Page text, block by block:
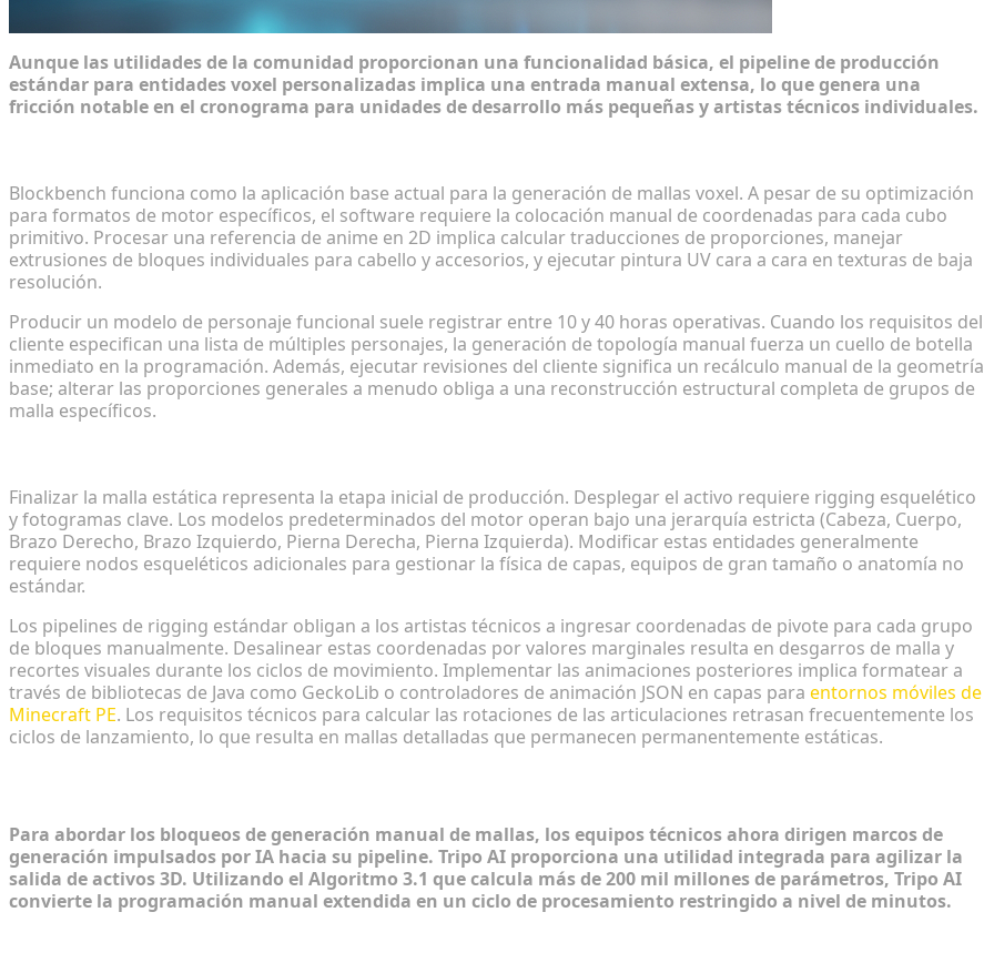
Aunque las utilidades de la comunidad proporcionan una funcionalidad básica, el pipeline de producción
estándar para entidades voxel personalizadas implica una entrada manual extensa, lo que genera una
fricción notable en el cronograma para unidades de desarrollo más pequeñas y artistas técnicos individuales.
Blockbench funciona como la aplicación base actual para la generación de mallas voxel. A pesar de su optimización
para formatos de motor específicos, el software requiere la colocación manual de coordenadas para cada cubo
primitivo. Procesar una referencia de anime en 2D implica calcular traducciones de proporciones, manejar
extrusiones de bloques individuales para cabello y accesorios, y ejecutar pintura UV cara a cara en texturas de baja
resolución.
Producir un modelo de personaje funcional suele registrar entre 10 y 40 horas operativas. Cuando los requisitos del
cliente especifican una lista de múltiples personajes, la generación de topología manual fuerza un cuello de botella
inmediato en la programación. Además, ejecutar revisiones del cliente significa un recálculo manual de la geometría
base; alterar las proporciones generales a menudo obliga a una reconstrucción estructural completa de grupos de
malla específicos.
Finalizar la malla estática representa la etapa inicial de producción. Desplegar el activo requiere rigging esquelético
y fotogramas clave. Los modelos predeterminados del motor operan bajo una jerarquía estricta (Cabeza, Cuerpo,
Brazo Derecho, Brazo Izquierdo, Pierna Derecha, Pierna Izquierda). Modificar estas entidades generalmente
requiere nodos esqueléticos adicionales para gestionar la física de capas, equipos de gran tamaño o anatomía no
estándar.
Los pipelines de rigging estándar obligan a los artistas técnicos a ingresar coordenadas de pivote para cada grupo
de bloques manualmente. Desalinear estas coordenadas por valores marginales resulta en desgarros de malla y
recortes visuales durante los ciclos de movimiento. Implementar las animaciones posteriores implica formatear a
través de bibliotecas de Java como GeckoLib o controladores de animación JSON en capas para entornos móviles de
Minecraft PE. Los requisitos técnicos para calcular las rotaciones de las articulaciones retrasan frecuentemente los
ciclos de lanzamiento, lo que resulta en mallas detalladas que permanecen permanentemente estáticas.
Para abordar los bloqueos de generación manual de mallas, los equipos técnicos ahora dirigen marcos de
generación impulsados por IA hacia su pipeline. Tripo AI proporciona una utilidad integrada para agilizar la
salida de activos 3D. Utilizando el Algoritmo 3.1 que calcula más de 200 mil millones de parámetros, Tripo AI
convierte la programación manual extendida en un ciclo de procesamiento restringido a nivel de minutos.